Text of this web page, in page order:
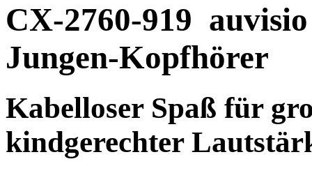
CX-2760-919
Jungen-Kopfhörer
Kabelloser Spaß für
kindgerechter